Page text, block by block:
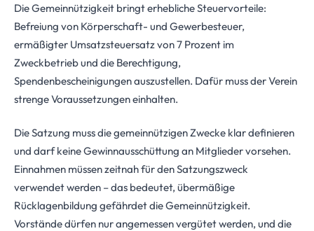
Die Gemeinnützigkeit bringt erhebliche Steuervorteile:
Befreiung von Körperschaft- und Gewerbesteuer,
ermäßigter Umsatzsteuersatz von 7 Prozent im
Zweckbetrieb und die Berechtigung,
Spendenbescheinigungen auszustellen. Dafür muss der Verein
strenge Voraussetzungen einhalten.
Die Satzung muss die gemeinnützigen Zwecke klar definieren
und darf keine Gewinnausschüttung an Mitglieder vorsehen.
Einnahmen müssen zeitnah für den Satzungszweck
verwendet werden – das bedeutet, übermäßige
Rücklagenbildung gefährdet die Gemeinnützigkeit.
Vorstände dürfen nur angemessen vergütet werden, und die